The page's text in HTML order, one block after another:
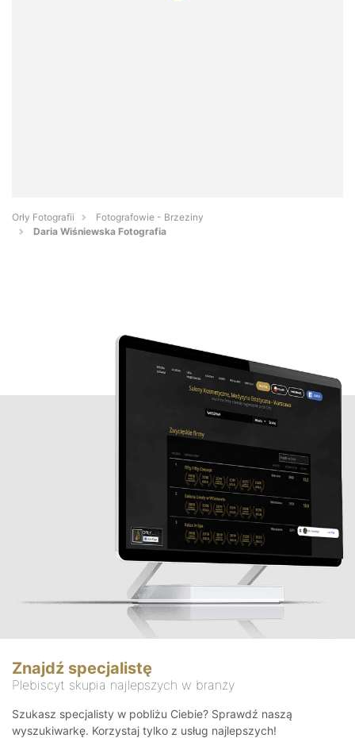
Orły Fotografii
Fotografowie - Brzeziny
Daria Wiśniewska Fotografia
Znajdź specjalistę
Plebiscyt skupia najlepszych w branży
Szukasz specjalisty w pobliżu Ciebie? Sprawdź naszą
wyszukiwarkę. Korzystaj tylko z usług najlepszych!